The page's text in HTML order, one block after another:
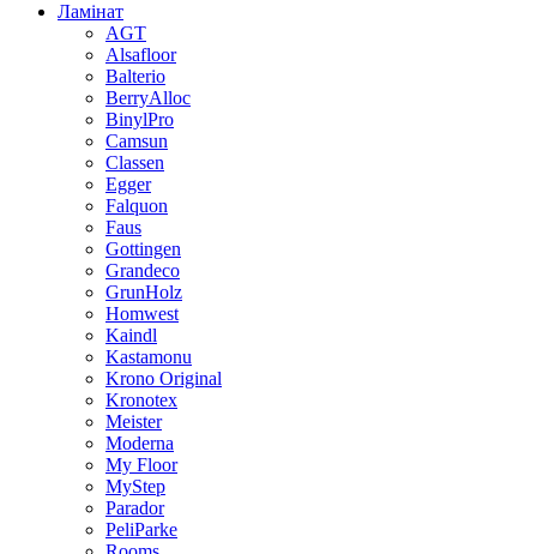
Ламінат
AGT
Alsafloor
Balterio
BerryAlloc
BinylPro
Camsun
Classen
Egger
Falquon
Faus
Gottingen
Grandeco
GrunHolz
Homwest
Kaindl
Kastamonu
Krono Original
Kronotex
Meister
Moderna
My Floor
MyStep
Parador
PeliParke